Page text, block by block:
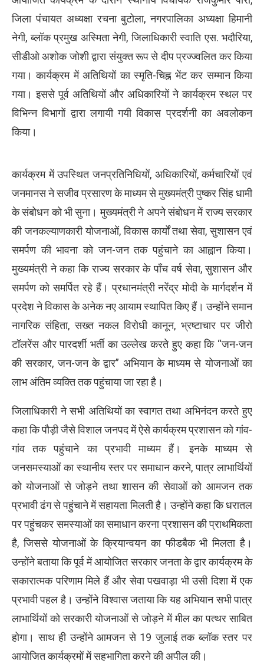
जिला पंचायत अध्यक्षा रचना बुटोला, नगरपालिका अध्यक्षा हिमानी
नेगी, ब्लॉक प्रमुख अस्मिता नेगी, जिलाधिकारी स्वाति एस. भदौरिया,
सीडीओ अशोक जोशी द्वारा संयुक्त रूप से दीप प्रज्ज्वलित कर किया
गया। कार्यक्रम में अतिथियों का स्मृति-चिह्न भेंट कर सम्मान किया
गया। इससे पूर्व अतिथियों और अधिकारियों ने कार्यक्रम स्थल पर
विभिन्न विभागों द्वारा लगायी गयी विकास प्रदर्शनी का अवलोकन
किया।
कार्यक्रम में उपस्थित जनप्रतिनिधियों, अधिकारियों, कर्मचारियों एवं
जनमानस ने सजीव प्रसारण के माध्यम से मुख्यमंत्री पुष्कर सिंह धामी
के संबोधन को भी सुना। मुख्यमंत्री ने अपने संबोधन में राज्य सरकार
की जनकल्याणकारी योजनाओं, विकास कार्यों तथा सेवा, सुशासन एवं
समर्पण की भावना को जन-जन तक पहुंचाने का आह्वान किया।
मुख्यमंत्री ने कहा कि राज्य सरकार के पाँच वर्ष सेवा, सुशासन और
समर्पण को समर्पित रहे हैं। प्रधानमंत्री नरेंद्र मोदी के मार्गदर्शन में
प्रदेश ने विकास के अनेक नए आयाम स्थापित किए हैं। उन्होंने समान
नागरिक संहिता, सख्त नकल विरोधी कानून, भ्रष्टाचार पर जीरो
टॉलरेंस और पारदर्शी भर्ती का उल्लेख करते हुए कहा कि “जन-जन
की सरकार, जन-जन के द्वार” अभियान के माध्यम से योजनाओं का
लाभ अंतिम व्यक्ति तक पहुंचाया जा रहा है।
जिलाधिकारी ने सभी अतिथियों का स्वागत तथा अभिनंदन करते हुए
कहा कि पौड़ी जैसे विशाल जनपद में ऐसे कार्यक्रम प्रशासन को गांव-
गांव तक पहुंचाने का प्रभावी माध्यम हैं। इनके माध्यम से
जनसमस्याओं का स्थानीय स्तर पर समाधान करने, पात्र लाभार्थियों
को योजनाओं से जोड़ने तथा शासन की सेवाओं को आमजन तक
प्रभावी ढंग से पहुंचाने में सहायता मिलती है। उन्होंने कहा कि धरातल
पर पहुंचकर समस्याओं का समाधान करना प्रशासन की प्राथमिकता
है, जिससे योजनाओं के क्रियान्वयन का फीडबैक भी मिलता है।
उन्होंने बताया कि पूर्व में आयोजित सरकार जनता के द्वार कार्यक्रम के
सकारात्मक परिणाम मिले हैं और सेवा पखवाड़ा भी उसी दिशा में एक
प्रभावी पहल है। उन्होंने विश्वास जताया कि यह अभियान सभी पात्र
लाभार्थियों को सरकारी योजनाओं से जोड़ने में मील का पत्थर साबित
होगा। साथ ही उन्होंने आमजन से 19 जुलाई तक ब्लॉक स्तर पर
आयोजित कार्यक्रमों में सहभागिता करने की अपील की।